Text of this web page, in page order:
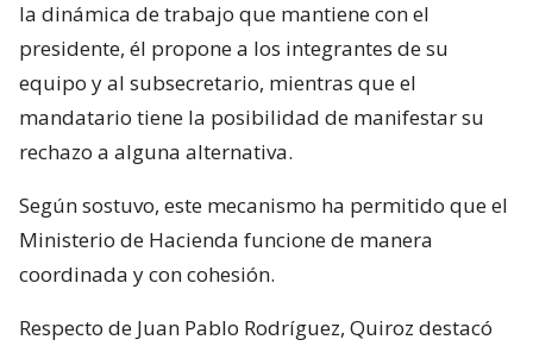
la dinámica de trabajo que mantiene con el
presidente, él propone a los integrantes de su
equipo y al subsecretario, mientras que el
mandatario tiene la posibilidad de manifestar su
rechazo a alguna alternativa.
Según sostuvo, este mecanismo ha permitido que el
Ministerio de Hacienda funcione de manera
coordinada y con cohesión.
Respecto de Juan Pablo Rodríguez, Quiroz destacó